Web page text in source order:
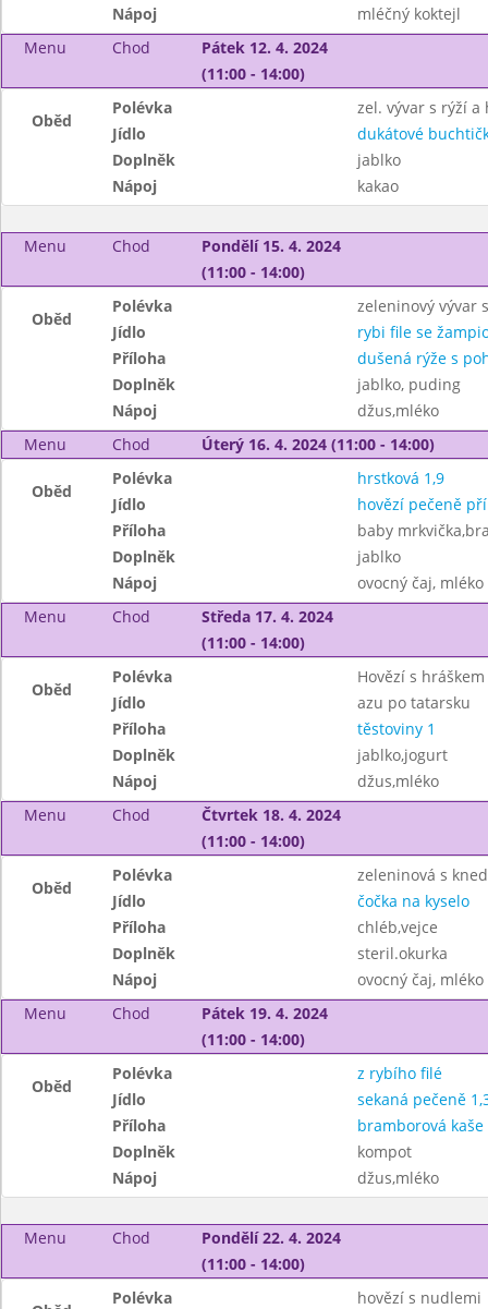
Nápoj
mléčný koktejl
Menu
Chod
Pátek 12. 4. 2024
(11:00 - 14:00)
Oběd
Polévka
zel. vývar s rýží a
Jídlo
dukátové
Doplněk
jablko
Nápoj
kakao
Menu Chod
Pondělí 15. 4. 2024
(11:00 - 14:00)
Oběd
Polévka
zeleninový vývar
Jídlo
rybi file se
Příloha
dušená rýže s
Doplněk
jablko, puding
Nápoj
džus,mléko
Menu
Chod Úterý 16. 4. 2024 (11:00 - 14:00)
Oběd
Polévka
hrstková 1,9
Jídlo
hovězí pečeně
Příloha
baby
Doplněk
jablko
Nápoj
ovocný čaj, mléko
Menu
Chod
Středa 17. 4. 2024
(11:00 - 14:00)
Oběd
Polévka
Hovězí s
Jídlo
azu po tatarsku
Příloha
těstoviny 1
Doplněk
jablko,jogurt
Nápoj
džus,mléko
Menu
Chod
Čtvrtek 18. 4. 2024
(11:00 - 14:00)
Oběd
Polévka
zeleninová s
Jídlo
čočka na kyselo
Příloha
chléb,vejce
Doplněk
steril.okurka
Nápoj
ovocný čaj, mléko
Menu
Chod
Pátek 19. 4. 2024
(11:00 - 14:00)
Oběd
Polévka
z rybího filé
Jídlo
sekaná pečeně
Příloha
bramborová kaše
Doplněk
kompot
Nápoj
džus,mléko
Menu Chod
Pondělí 22. 4. 2024
(11:00 - 14:00)
Polévka hovězí s nudlemi